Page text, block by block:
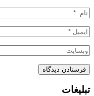
تبلیغات